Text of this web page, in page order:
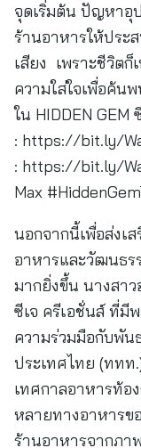
จุดเริ่มต้น ปัญหาอุ
ร้านอาหารให้ประ
เสียง เพราะชีวิตก็
ความใส่ใจเพื่อค้น
ใน HIDDEN
: https://bit.ly/
: https://bit.ly/
Max
นอกจากนี้เพื่อส่งเ
อาหารและวัฒนธร
มากยิ่งขึ้น นางสาว
ซีเจ ครีเอชั่นส์ ที่มี
ความร่วมมือกับพัน
ประเทศไทย (ทท
เทศกาลอาหารท้อ
หลายทางอาหารข
ร้านอาหารจากภา